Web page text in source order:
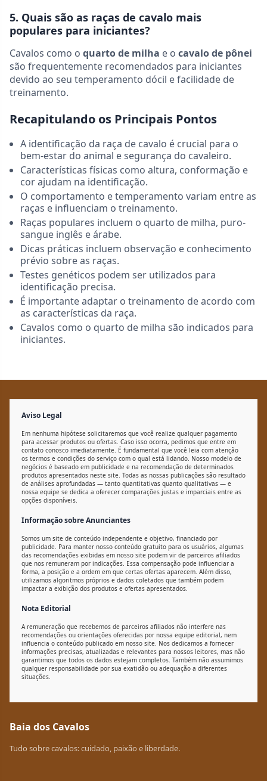
5. Quais são as raças de cavalo mais
populares para iniciantes?
Cavalos como o quarto de milha e o cavalo de pônei
são frequentemente recomendados para iniciantes
devido ao seu temperamento dócil e facilidade de
treinamento.
Recapitulando os Principais Pontos
A identificação da raça de cavalo é crucial para o
bem-estar do animal e segurança do cavaleiro.
Características físicas como altura, conformação e
cor ajudam na identificação.
O comportamento e temperamento variam entre as
raças e influenciam o treinamento.
Raças populares incluem o quarto de milha, puro-
sangue inglês e árabe.
Dicas práticas incluem observação e conhecimento
prévio sobre as raças.
Testes genéticos podem ser utilizados para
identificação precisa.
É importante adaptar o treinamento de acordo com
as características da raça.
Cavalos como o quarto de milha são indicados para
iniciantes.
Aviso Legal
Em nenhuma hipótese solicitaremos que você realize qualquer pagamento
para acessar produtos ou ofertas. Caso isso ocorra, pedimos que entre em
contato conosco imediatamente. É fundamental que você leia com atenção
os termos e condições do serviço com o qual está lidando. Nosso modelo de
negócios é baseado em publicidade e na recomendação de determinados
produtos apresentados neste site. Todas as nossas publicações são resultado
de análises aprofundadas — tanto quantitativas quanto qualitativas — e
nossa equipe se dedica a oferecer comparações justas e imparciais entre as
opções disponíveis.
Informação sobre Anunciantes
Somos um site de conteúdo independente e objetivo, financiado por
publicidade. Para manter nosso conteúdo gratuito para os usuários, algumas
das recomendações exibidas em nosso site podem vir de parceiros afiliados
que nos remuneram por indicações. Essa compensação pode influenciar a
forma, a posição e a ordem em que certas ofertas aparecem. Além disso,
utilizamos algoritmos próprios e dados coletados que também podem
impactar a exibição dos produtos e ofertas apresentados.
Nota Editorial
A remuneração que recebemos de parceiros afiliados não interfere nas
recomendações ou orientações oferecidas por nossa equipe editorial, nem
influencia o conteúdo publicado em nosso site. Nos dedicamos a fornecer
informações precisas, atualizadas e relevantes para nossos leitores, mas não
garantimos que todos os dados estejam completos. Também não assumimos
qualquer responsabilidade por sua exatidão ou adequação a diferentes
situações.
Baia dos Cavalos
Tudo sobre cavalos: cuidado, paixão e liberdade.